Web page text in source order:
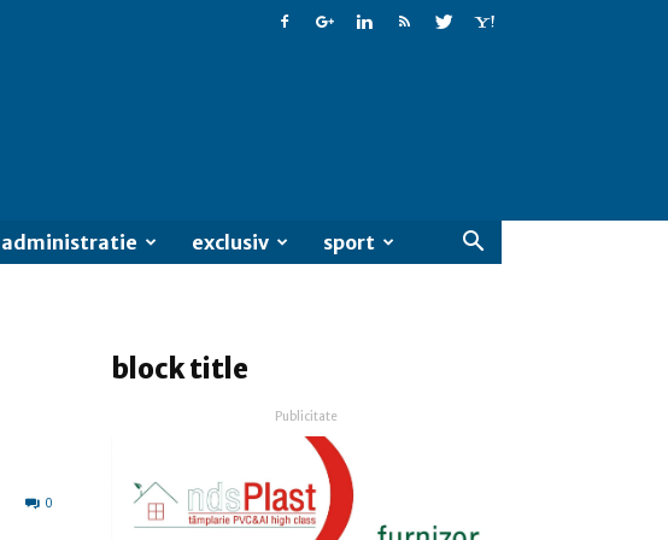
administratie exclusiv sport
0
block title
Publicitate